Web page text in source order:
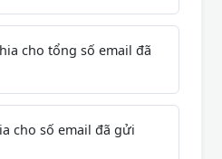
cho tổng số email đã
cho số email đã gửi